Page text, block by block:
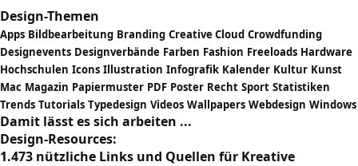
Design-Themen
Apps Bildbearbeitung Branding Creative Cloud Crowdfunding
Designevents Designverbände Farben Fashion Freeloads Hardware
Hochschulen Icons Illustration Infografik Kalender Kultur Kunst
Mac Magazin Papiermuster PDF Poster Recht Sport Statistiken
Trends Tutorials Typedesign Videos Wallpapers Webdesign Windows
Damit lässt es sich arbeiten ...
Design-Resources:
1.473 nützliche Links und Quellen für Kreative